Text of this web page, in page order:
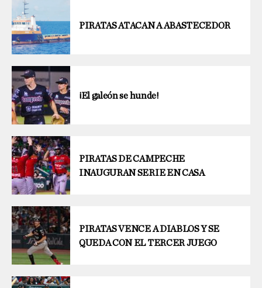
PIRATAS ATACAN A ABASTECEDOR
¡El galeón se hunde!
PIRATAS DE CAMPECHE
INAUGURAN SERIE EN CASA
PIRATAS VENCE A DIABLOS Y SE
QUEDA CON EL TERCER JUEGO